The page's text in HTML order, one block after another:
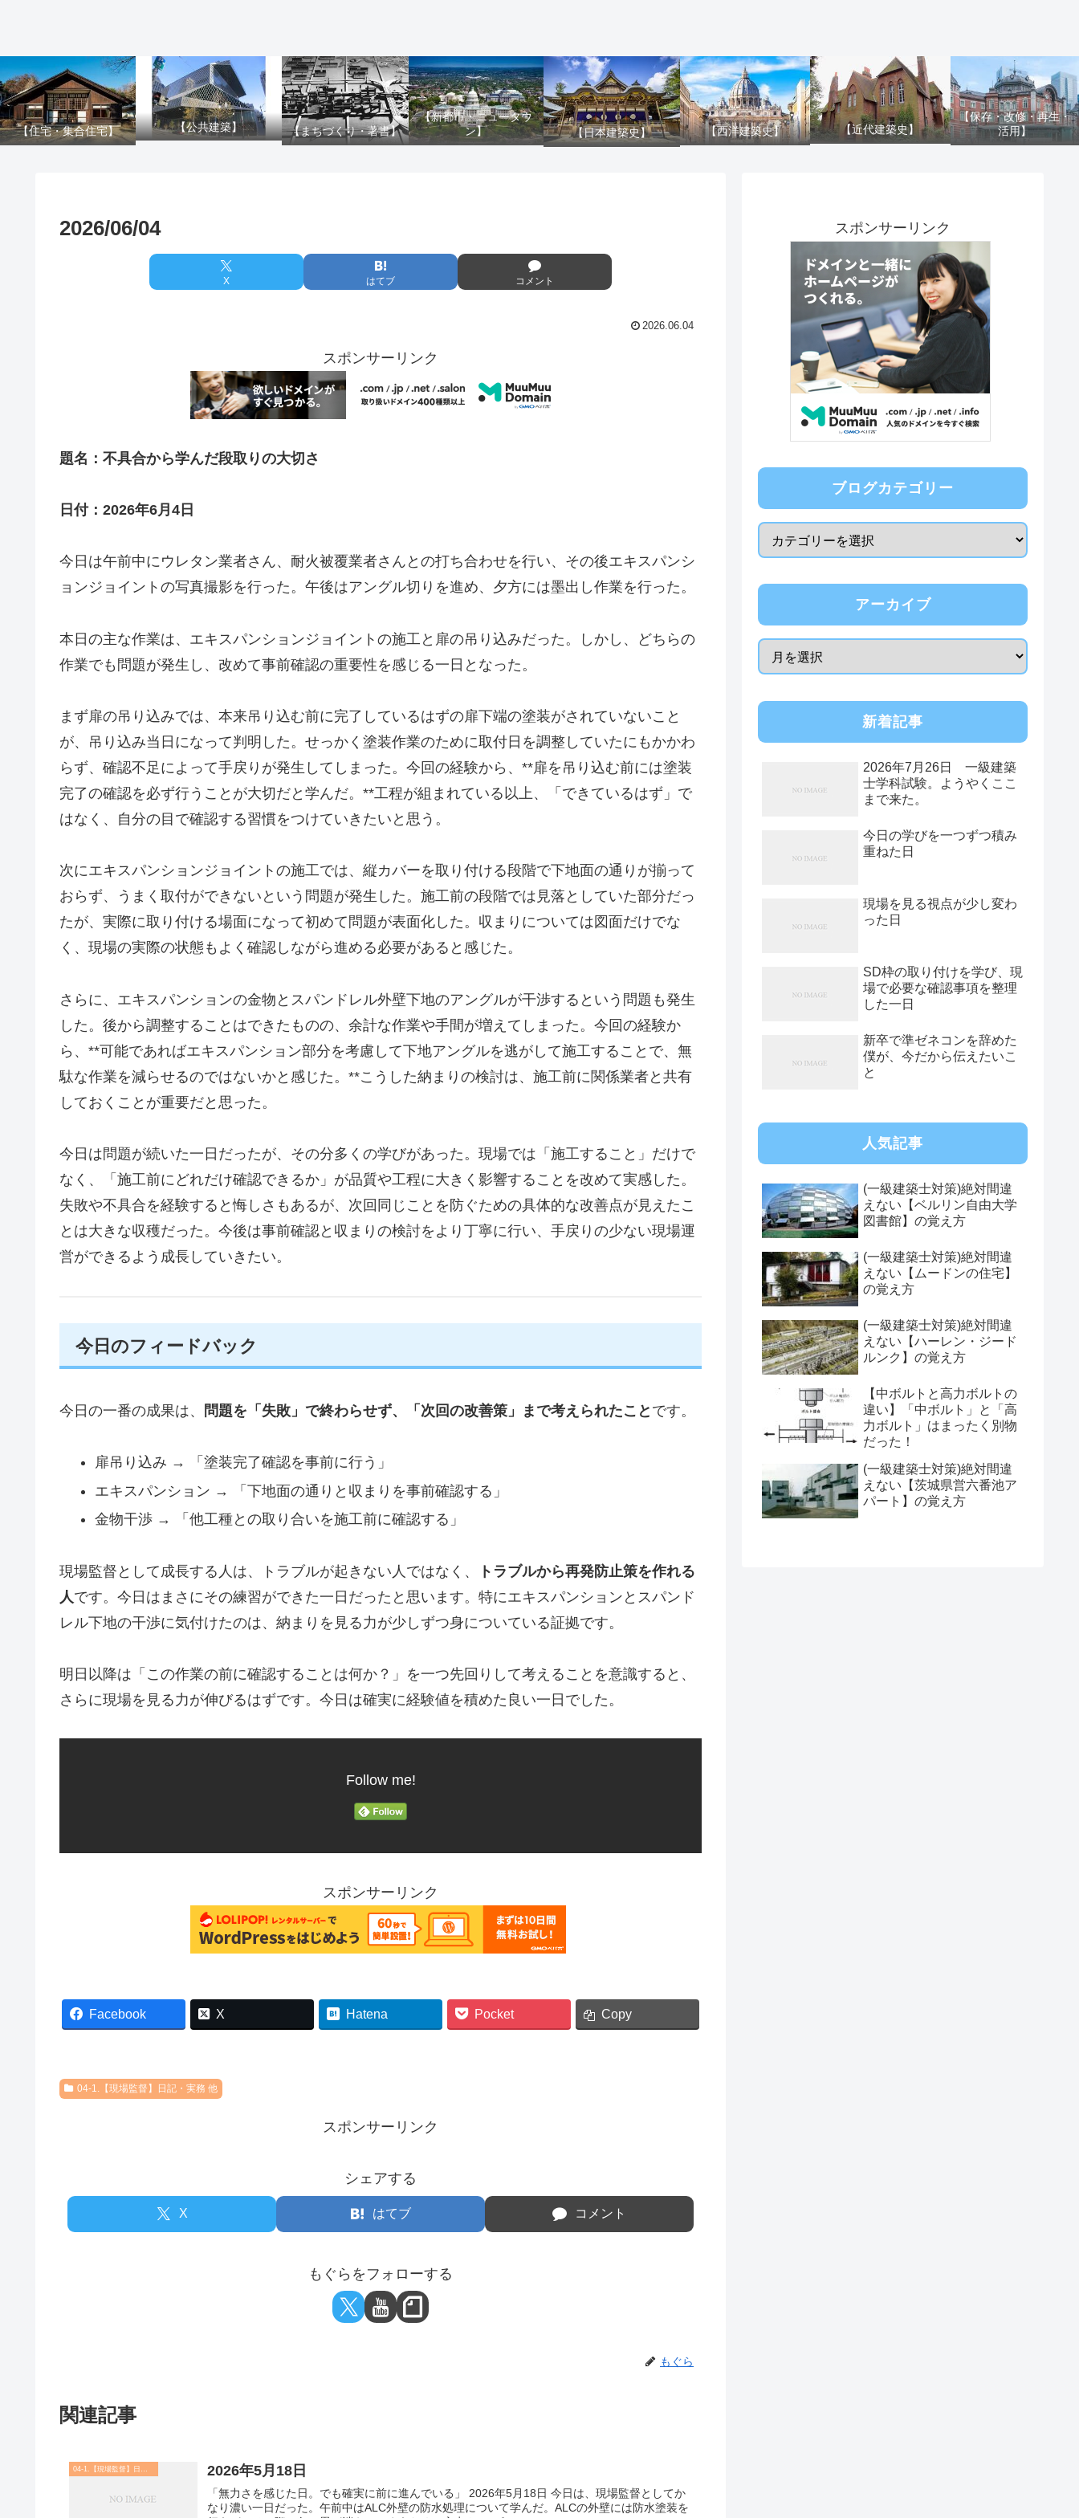
【住宅・集合住宅】 【公共建築】 【まちづくり・著書】
【新都市・ニュータウ
ン】
【日本建築史】 【西洋建築史】 【近代建築史】
【保存・改修・再生・
活用】
2026/06/04
X はてブ コメント
2026.06.04
スポンサーリンク
題名：不具合から学んだ段取りの大切さ
日付：2026年6月4日
今日は午前中にウレタン業者さん、耐火被覆業者さんとの打ち合わせを行い、その後エキスパンシ
ョンジョイントの写真撮影を行った。午後はアングル切りを進め、夕方には墨出し作業を行った。
本日の主な作業は、エキスパンションジョイントの施工と扉の吊り込みだった。しかし、どちらの
作業でも問題が発生し、改めて事前確認の重要性を感じる一日となった。
まず扉の吊り込みでは、本来吊り込む前に完了しているはずの扉下端の塗装がされていないこと
が、吊り込み当日になって判明した。せっかく塗装作業のために取付日を調整していたにもかかわ
らず、確認不足によって手戻りが発生してしまった。今回の経験から、**扉を吊り込む前には塗装
完了の確認を必ず行うことが大切だと学んだ。**工程が組まれている以上、「できているはず」で
はなく、自分の目で確認する習慣をつけていきたいと思う。
次にエキスパンションジョイントの施工では、縦カバーを取り付ける段階で下地面の通りが揃って
おらず、うまく取付ができないという問題が発生した。施工前の段階では見落としていた部分だっ
たが、実際に取り付ける場面になって初めて問題が表面化した。収まりについては図面だけでな
く、現場の実際の状態もよく確認しながら進める必要があると感じた。
さらに、エキスパンションの金物とスパンドレル外壁下地のアングルが干渉するという問題も発生
した。後から調整することはできたものの、余計な作業や手間が増えてしまった。今回の経験か
ら、**可能であればエキスパンション部分を考慮して下地アングルを逃がして施工することで、無
駄な作業を減らせるのではないかと感じた。**こうした納まりの検討は、施工前に関係業者と共有
しておくことが重要だと思った。
今日は問題が続いた一日だったが、その分多くの学びがあった。現場では「施工すること」だけで
なく、「施工前にどれだけ確認できるか」が品質や工程に大きく影響することを改めて実感した。
失敗や不具合を経験すると悔しさもあるが、次回同じことを防ぐための具体的な改善点が見えたこ
とは大きな収穫だった。今後は事前確認と収まりの検討をより丁寧に行い、手戻りの少ない現場運
営ができるよう成長していきたい。
今日のフィードバック
今日の一番の成果は、 問題を「失敗」で終わらせず、「次回の改善策」まで考えられたこと です。
扉吊り込み → 「塗装完了確認を事前に行う」
エキスパンション → 「下地面の通りと収まりを事前確認する」
金物干渉 → 「他工種との取り合いを施工前に確認する」
現場監督として成長する人は、トラブルが起きない人ではなく、
トラブルから再発防止策を作れる
人です。今日はまさにその練習ができた一日だったと思います。特にエキスパンションとスパンド
レル下地の干渉に気付けたのは、納まりを見る力が少しずつ身についている証拠です。
明日以降は「この作業の前に確認することは何か？」を一つ先回りして考えることを意識すると、
さらに現場を見る力が伸びるはずです。今日は確実に経験値を積めた良い一日でした。
Follow me!
スポンサーリンク
Facebook X Hatena Pocket Copy
04-1.【現場監督】日記・実務 他
スポンサーリンク
シェアする
X はてブ コメント
もぐらをフォローする
もぐら
関連記事
04-1.【現場監督】日記・実務 他 2026年5月18日
「無力さを感じた日。でも確実に前に進んでいる」 2026年5月18日 今日は、現場監督としてか
なり濃い一日だった。午前中はALC外壁の防水処理について学んだ。ALCの外壁には防水塗装を
スポンサーリンク
ブログカテゴリー
アーカイブ
新着記事
2026年7月26日 一級建築
士学科試験。ようやくここ
まで来た。
今日の学びを一つずつ積み
重ねた日
現場を見る視点が少し変わ
った日
SD枠の取り付けを学び、現
場で必要な確認事項を整理
した一日
新卒で準ゼネコンを辞めた
僕が、今だから伝えたいこ
と
人気記事
(一級建築士対策)絶対間違
えない【ベルリン自由大学
図書館】の覚え方
(一級建築士対策)絶対間違
えない【ムードンの住宅】
の覚え方
(一級建築士対策)絶対間違
えない【ハーレン・ジード
ルンク】の覚え方
【中ボルトと高力ボルトの
違い】「中ボルト」と「高
力ボルト」はまったく別物
だった！
(一級建築士対策)絶対間違
えない【茨城県営六番池ア
パート】の覚え方